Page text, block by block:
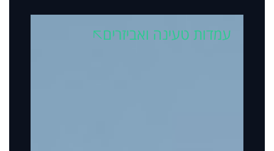
עמדות טעינה ואביזרים